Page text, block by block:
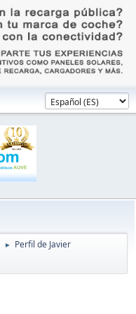
► Perfil de Javier